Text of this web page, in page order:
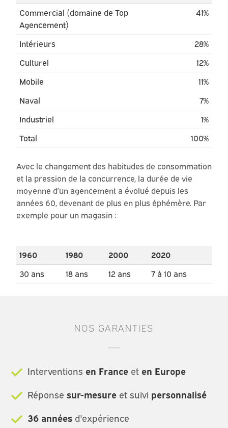
Commercial (domaine de Top
Agencement)
41%
Intérieurs
28%
Culturel
12%
Mobile
11%
Naval
7%
Industriel
1%
Total
100%
Avec le changement des habitudes de consommation
et la pression de la concurrence, la durée de vie
moyenne d’un agencement a évolué depuis les
années 60, devenant de plus en plus éphémère. Par
exemple pour un magasin :
1960 1980 2000
2020
30 ans
18 ans 12 ans 7 à 10 ans
NOS GARANTIES
Interventions en France et en Europe
Réponse sur-mesure et suivi personnalisé
36 années d'expérience